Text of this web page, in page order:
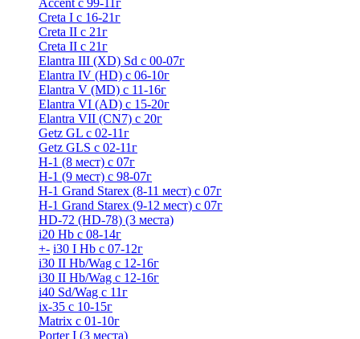
Accent с 99-11г
Creta I с 16-21г
Creta II с 21г
Creta II с 21г
Elantra III (XD) Sd c 00-07г
Elantra IV (HD) с 06-10г
Elantra V (MD) c 11-16г
Elantra VI (AD) с 15-20г
Elantra VII (CN7) с 20г
Getz GL с 02-11г
Getz GLS с 02-11г
H-1 (8 мест) c 07г
H-1 (9 мест) c 98-07г
H-1 Grand Starex (8-11 мест) с 07г
H-1 Grand Starex (9-12 мест) с 07г
HD-72 (HD-78) (3 места)
i20 Hb с 08-14г
+- i30 I Hb с 07-12г
i30 II Hb/Wag с 12-16г
i30 II Hb/Wag с 12-16г
i40 Sd/Wag с 11г
ix-35 с 10-15г
Matrix с 01-10г
Porter I (3 места)